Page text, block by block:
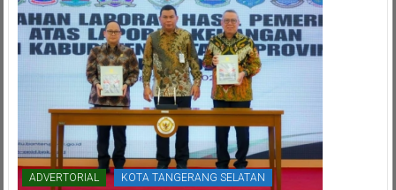
ADVERTORIAL KOTA TANGERANG SELATAN